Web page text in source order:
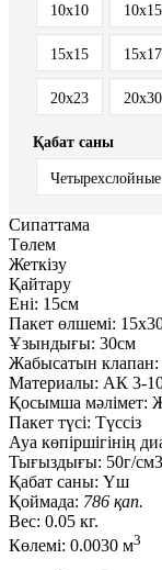
10x10 10x15
15x15 15x17
20x23 20x30
Қабат саны
Четырехслойные
Сипаттама
Төлем
Жеткізу
Қайтару
Ені: 15см
Пакет өлшемі:
Ұзындығы: 30см
Жабысатын клапан:
Материалы: АК 3-
Қосымша мәлімет:
Пакет түсі: Түссіз
Ауа көпіршігінің
Тығыздығы: 50г/см3
Қабат саны: Үш
Қоймада: 786 қап.
Вес: 0.05 кг.
Көлемі: 0.0030 м3